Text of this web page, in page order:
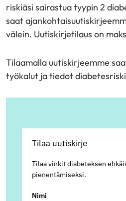
riskiäsi sairastua tyypin 2
saat
välein. Uutiskirjetilaus on
Tilaamalla uutiskirjeemme
työkalut ja tiedot
Tilaa uutiskirje
Tilaa vinkit diabeteksen
pienentämiseksi.
Nimi